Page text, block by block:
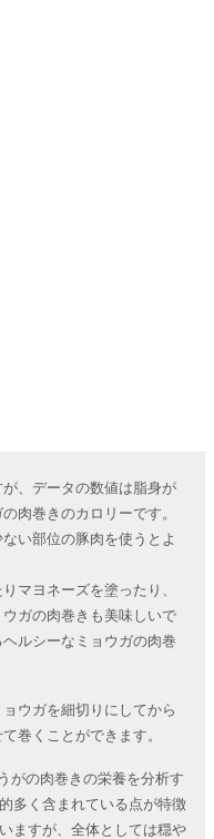
、データの数値は脂身が
肉巻きのカロリーです。
い部位の豚肉を使うとよ
マヨネーズを塗ったり、
ガの肉巻きも美味しいで
ルシーなミョウガの肉巻
ウガを細切りにしてから
巻くことができます。
がの肉巻きの栄養を分析す
多く含まれている点が特徴
ますが、全体としては穏や